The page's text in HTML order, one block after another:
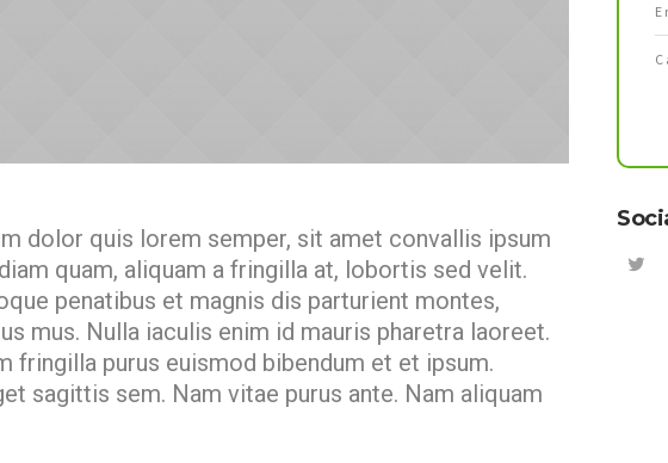
dolor quis lorem semper, sit amet convallis ipsum
quam, aliquam a fringilla at, lobortis sed velit.
penatibus et magnis dis parturient montes,
mus. Nulla iaculis enim id mauris pharetra laoreet.
fringilla purus euismod bibendum et et ipsum.
sagittis sem. Nam vitae purus ante. Nam aliquam